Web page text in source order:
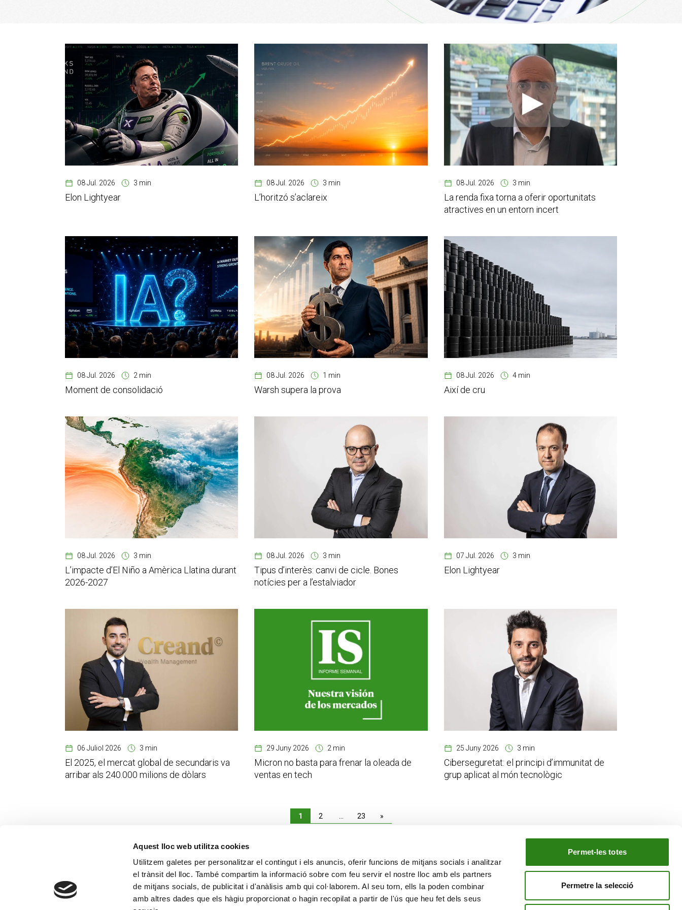
Aquest lloc web utilitza cookies
Utilitzem galetes per personalitzar el contingut i els anuncis, oferir funcions de mitjans socials i analitzar
el trànsit del lloc. També compartim la informació sobre com feu servir el nostre lloc amb els partners
de mitjans socials, de publicitat i d'anàlisis amb qui col·laborem. Al seu torn, ells la poden combinar
amb altres dades que els hàgiu proporcionat o hagin recopilat a partir de l'ús que heu fet dels seus
Permet-les totes
Permetre la selecció
08 Jul. 2026 3 min
Elon Lightyear
08 Jul. 2026 3 min
L’horitzó s’aclareix
08 Jul. 2026 3 min
La renda fixa torna a oferir oportunitats
atractives en un entorn incert
08 Jul. 2026 2 min
Moment de consolidació
08 Jul. 2026 1 min
Warsh supera la prova
08 Jul. 2026 4 min
Així de cru
08 Jul. 2026 3 min
L’impacte d’El Niño a Amèrica Llatina durant
2026-2027
08 Jul. 2026 3 min
Tipus d’interès: canvi de cicle. Bones
notícies per a l’estalviador
07 Jul. 2026 3 min
Elon Lightyear
06 Juliol 2026 3 min
El 2025, el mercat global de secundaris va
arribar als 240.000 milions de dòlars
29 Juny 2026 2 min
Micron no basta para frenar la oleada de
ventas en tech
25 Juny 2026 3 min
Ciberseguretat: el principi d’immunitat de
grup aplicat al món tecnològic
1 2 23 »
CONTACTE
MÉS CREAND
Actualitat
EL NOSTRE GRUP